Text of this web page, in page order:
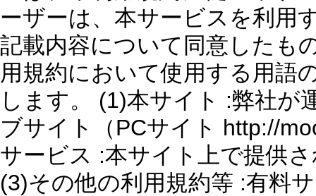
ーザーは、本サービスを利用
記載内容について同意したも
用規約において使用する用語
します。 (1)本サイト :弊社が
ブサイト（PCサイト http://
サービス :本サイト上で提供
(3)その他の利用規約等 :有料